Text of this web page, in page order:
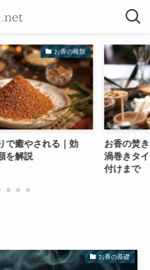
お香の種類
される｜効
お香の焚き方入
渦巻きタイプ別
付けまで
お香の基礎